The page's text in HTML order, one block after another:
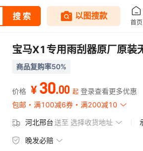
宝马X1专用雨刮器原厂原装
商品复购率50%
价格 ¥ 30.00 起 登录查看更多优惠
包邮
满100减6券 满200减10
河北邢台送至 选择收货地址
晚发必赔